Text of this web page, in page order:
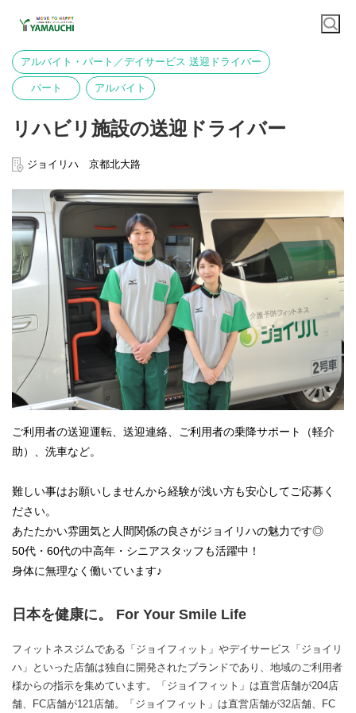
アルバイト・パート／デイサービス 送迎ドライバー
パート アルバイト
リハビリ施設の送迎ドライバー
ジョイリハ 京都北大路
ご利用者の送迎運転、送迎連絡、ご利用者の乗降サポート（軽介
助）、洗車など。
難しい事はお願いしませんから経験が浅い方も安心してご応募く
ださい。
あたたかい雰囲気と人間関係の良さがジョイリハの魅力です◎
50代・60代の中高年・シニアスタッフも活躍中！
身体に無理なく働いています♪
日本を健康に。 For Your Smile Life
フィットネスジムである「ジョイフィット」やデイサービス「ジョイリ
ハ」といった店舗は独自に開発されたブランドであり、地域のご利用者
様からの指示を集めています。「ジョイフィット」は直営店舗が204店
舗、FC店舗が121店舗。「ジョイフィット」は直営店舗が32店舗、FC